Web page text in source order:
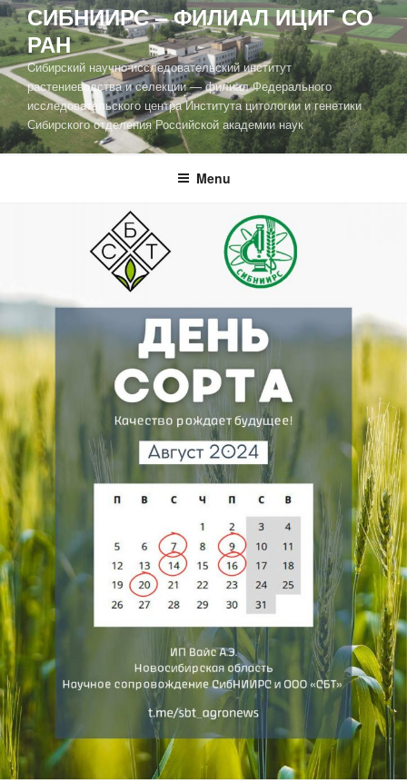
СИБНИИРС – ФИЛИАЛ ИЦИГ СО
РАН
Cибирский научно-исследовательский институт
растениеводства и селекции — филиал Федерального
исследовательского центра Института цитологии и генетики
Сибирского отделения Российской академии наук
Menu